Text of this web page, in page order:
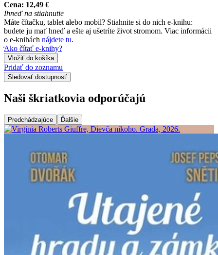
Cena: 12,49 €
Ihneď na stiahnutie
Máte čítačku, tablet alebo mobil? Stiahnite si do nich e-knihu:
budete ju mať hneď a ešte aj ušetríte život stromom. Viac informácii
o e-knihách nájdete tu.
Ako čítať e-knihy?
Vložiť do košíka
Pridať do zoznamu
Sledovať dostupnosť
Naši škriatkovia odporúčajú
Predchádzajúce Ďalšie